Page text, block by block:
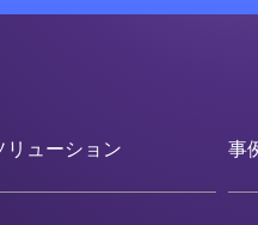
リューション 事